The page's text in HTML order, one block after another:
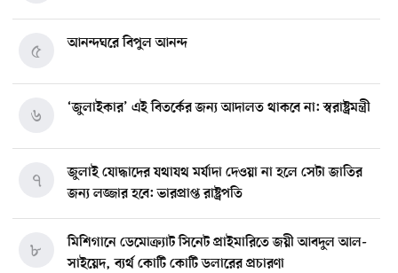
আনন্দঘরে বিপুল আনন্দ
৫
‘জুলাইকার’ এই বিতর্কের জন্য আদালত থাকবে না: স্বরাষ্ট্রমন্ত্রী
৬
জুলাই যোদ্ধাদের যথাযথ মর্যাদা দেওয়া না হলে সেটা জাতির
জন্য লজ্জার হবে: ভারপ্রাপ্ত রাষ্ট্রপতি
৭
মিশিগানে ডেমোক্র্যাট সিনেট প্রাইমারিতে জয়ী আবদুল আল-
সাইয়েদ, ব্যর্থ কোটি কোটি ডলারের প্রচারণা
৮